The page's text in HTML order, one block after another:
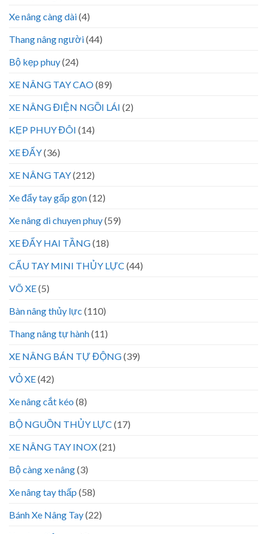
Xe nâng càng dài(4)
Thang nâng người(44)
Bộ kẹp phuy(24)
XE NÂNG TAY CAO(89)
XE NÂNG ĐIỆN NGỒI LÁI (2)
KẸP PHUY ĐÔI (14)
XE ĐẨY(36)
XE NÂNG TAY(212)
Xe đẩy tay gấp gọn(12)
Xe nâng di chuyen phuy(59)
XE ĐẨY HAI TẦNG(18)
CẨU TAY MINI THỦY LỰC (44)
VÕ XE(5)
Bàn nâng thủy lực (110)
Thang nâng tự hành(11)
XE NÂNG BÁN TỰ ĐỘNG(39)
VỎ XE(42)
Xe nâng cắt kéo (8)
BỘ NGUỒN THỦY LỰC (17)
XE NÂNG TAY INOX(21)
Bộ càng xe nâng(3)
Xe nâng tay thấp (58)
Bánh Xe Nâng Tay(22)